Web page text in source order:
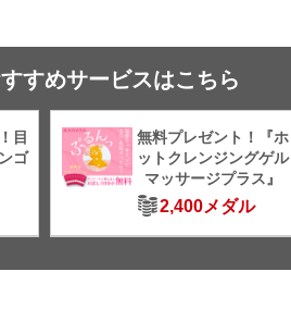
すめサービスはこちら
目
ゴ
無料プレゼント！『ホ
ットクレンジングゲル
マッサージプラス』
2,400メダル